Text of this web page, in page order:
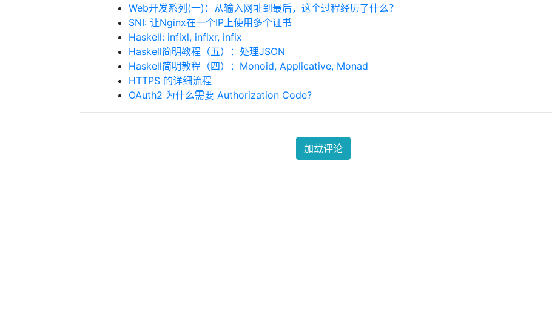
Web开发系列(一)：从输入网址到最后，这个过程经历了什么？
SNI: 让Nginx在一个IP上使用多个证书
Haskell: infixl, infixr, infix
Haskell简明教程（五）：处理JSON
Haskell简明教程（四）：Monoid, Applicative, Monad
HTTPS 的详细流程
OAuth2 为什么需要 Authorization Code?
加载评论